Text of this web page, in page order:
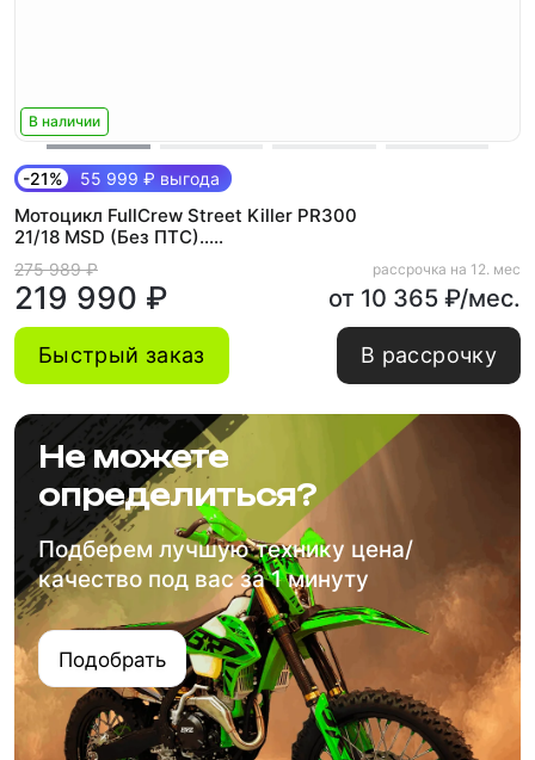
В наличии
-21% 55 999 ₽ выгода
Мотоцикл FullCrew Street Killer PR300
21/18 MSD (Без ПТС).....
275 989 ₽
219 990 ₽
рассрочка на 12. мес
от 10 365 ₽/мес.
Быстрый заказ В рассрочку
Не можете
определиться?
Подберем лучшую технику цена/
качество под вас за 1 минуту
Подобрать